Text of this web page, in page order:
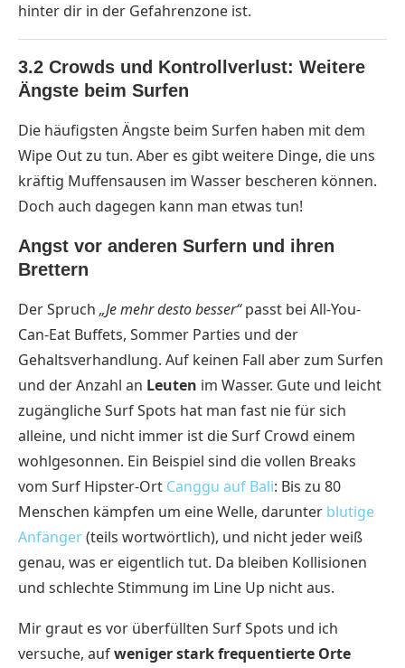
hinter dir in der Gefahrenzone ist.
3.2 Crowds und Kontrollverlust: Weitere
Ängste beim Surfen
Die häufigsten Ängste beim Surfen haben mit dem
Wipe Out zu tun. Aber es gibt weitere Dinge, die uns
kräftig Muffensausen im Wasser bescheren können.
Doch auch dagegen kann man etwas tun!
Angst vor anderen Surfern und ihren
Brettern
Der Spruch„Je mehr desto besser“passt bei All-You-
Can-Eat Buffets, Sommer Parties und der
Gehaltsverhandlung. Auf keinen Fall aber zum Surfen
und der Anzahl an Leuten im Wasser. Gute und leicht
zugängliche Surf Spots hat man fast nie für sich
alleine, und nicht immer ist die Surf Crowd einem
wohlgesonnen. Ein Beispiel sind die vollen Breaks
vom Surf Hipster-Ort Canggu auf Bali: Bis zu 80
Menschen kämpfen um eine Welle, darunter blutige
Anfänger(teils wortwörtlich), und nicht jeder weiß
genau, was er eigentlich tut. Da bleiben Kollisionen
und schlechte Stimmung im Line Up nicht aus.
Mir graut es vor überfüllten Surf Spots und ich
versuche, aufweniger stark frequentierte Orte